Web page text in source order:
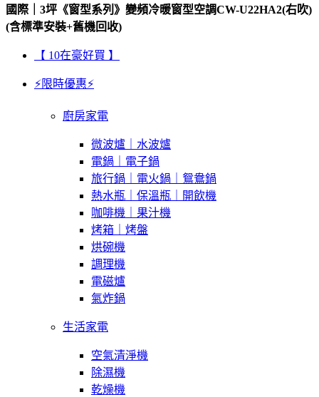
國際｜3坪《窗型系列》變頻冷暖窗型空調CW-U22HA2(右吹)
(含標準安裝+舊機回收)
【 10在豪好買 】
⚡限時優惠⚡
廚房家電
微波爐｜水波爐
電鍋｜電子鍋
旅行鍋｜電火鍋｜鴛鴦鍋
熱水瓶｜保溫瓶｜開飲機
咖啡機｜果汁機
烤箱｜烤盤
烘碗機
調理機
電磁爐
氣炸鍋
生活家電
空氣清淨機
除濕機
乾燥機